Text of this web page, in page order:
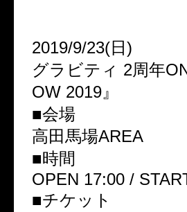
2019/9/23(日)
グラビティ 2周年
OW 2019』
■会場
高田馬場AREA
■時間
OPEN 17:00 /
■チケット